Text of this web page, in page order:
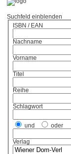
Suchfeld einblenden
ISBN / EAN
Nachname
Vorname
Titel
Reihe
Schlagwort
und oder
Verlag